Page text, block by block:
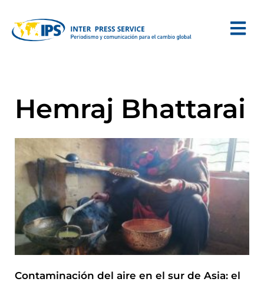
Hemraj Bhattarai
Contaminación del aire en el sur de Asia: el